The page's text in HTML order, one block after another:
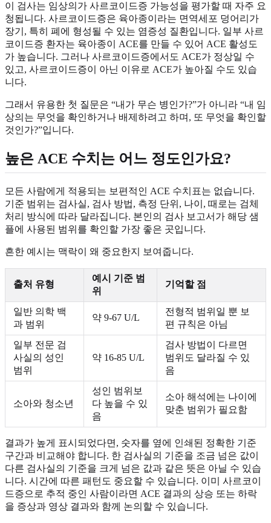
이 검사는 임상의가 사르코이드증 가능성을 평가할 때 자주 요
청됩니다. 사르코이드증은 육아종이라는 면역세포 덩어리가
장기, 특히 폐에 형성될 수 있는 염증성 질환입니다. 일부 사르
코이드증 환자는 육아종이 ACE를 만들 수 있어 ACE 활성도
가 높습니다. 그러나 사르코이드증에서도 ACE가 정상일 수
있고, 사르코이드증이 아닌 이유로 ACE가 높아질 수도 있습
니다.
그래서 유용한 첫 질문은 “내가 무슨 병인가?”가 아니라 “내 임
상의는 무엇을 확인하거나 배제하려고 하며, 또 무엇을 확인할
것인가?”입니다.
높은 ACE 수치는 어느 정도인가요?
모든 사람에게 적용되는 보편적인 ACE 수치표는 없습니다.
기준 범위는 검사실, 검사 방법, 측정 단위, 나이, 때로는 검체
처리 방식에 따라 달라집니다. 본인의 검사 보고서가 해당 샘
플에 사용된 범위를 확인할 가장 좋은 곳입니다.
흔한 예시는 맥락이 왜 중요한지 보여줍니다.
출처 유형
예시 기준 범
위
기억할 점
일반 의학 백
과 범위
약 9-67 U/L
전형적 범위일 뿐 보
편 규칙은 아님
일부 전문 검
사실의 성인
범위
약 16-85 U/L
검사 방법이 다르면
범위도 달라질 수 있
음
소아와 청소년
성인 범위보
다 높을 수 있
음
소아 해석에는 나이에
맞춘 범위가 필요함
결과가 높게 표시되었다면, 숫자를 옆에 인쇄된 정확한 기준
구간과 비교해야 합니다. 한 검사실의 기준을 조금 넘은 값이
다른 검사실의 기준을 크게 넘은 값과 같은 뜻은 아닐 수 있습
니다. 시간에 따른 패턴도 중요할 수 있습니다. 이미 사르코이
드증으로 추적 중인 사람이라면 ACE 결과의 상승 또는 하락
을 증상과 영상 결과와 함께 논의할 수 있습니다.